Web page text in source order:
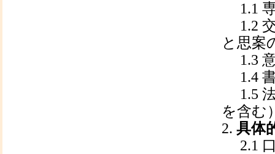
1.1
1.2
と思案
1.3
1.4
1.5
を含む
2. 具体
2.1